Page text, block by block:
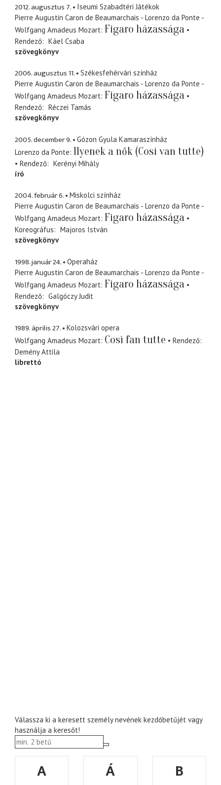
2012. augusztus 7.
Iseumi Szabadtéri Játékok
Pierre Augustin Caron de Beaumarchais - Lorenzo da Ponte -
Wolfgang Amadeus Mozart Figaro házassága
Rendező
Káel Csaba
szövegkönyv
2006. augusztus 11.
Székesfehérvári színház
Pierre Augustin Caron de Beaumarchais - Lorenzo da Ponte -
Wolfgang Amadeus Mozart Figaro házassága
Rendező
Réczei Tamás
szövegkönyv
2005. december 9.
Gózon Gyula Kamaraszínház
Lorenzo da Ponte Ilyenek a nők (Cosi van tutte)
Rendező
Kerényi Mihály
író
2004. február 6.
Miskolci színház
Pierre Augustin Caron de Beaumarchais - Lorenzo da Ponte -
Wolfgang Amadeus Mozart Figaro házassága
Koreográfus
Majoros István
szövegkönyv
1998. január 24.
Operaház
Pierre Augustin Caron de Beaumarchais - Lorenzo da Ponte -
Wolfgang Amadeus Mozart Figaro házassága
Rendező
Galgóczy Judit
szövegkönyv
1989. április 27.
Kolozsvári opera
Wolfgang Amadeus Mozart Così fan tutte
Rendező
Demény Attila
librettó
Válassza ki a keresett személy nevének kezdőbetűjét vagy
használja a keresőt!
A Á B